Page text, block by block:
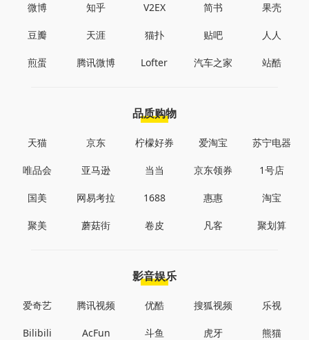
微博 知乎 V2EX 简书 果壳
豆瓣 天涯 猫扑 贴吧 人人
煎蛋 腾讯微博 Lofter 汽车之家 站酷
品质购物
天猫 京东 柠檬好券 爱淘宝 苏宁电器
唯品会 亚马逊 当当 京东领券 1号店
国美 网易考拉 1688 惠惠 淘宝
聚美 蘑菇街 卷皮 凡客 聚划算
影音娱乐
爱奇艺 腾讯视频 优酷 搜狐视频 乐视
Bilibili AcFun 斗鱼 虎牙 熊猫